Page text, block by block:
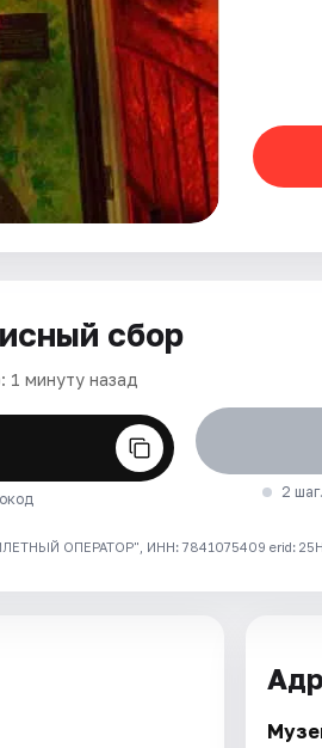
сбор
1 минуту назад
2
ОПЕРАТОР", ИНН: 7841075409 erid: